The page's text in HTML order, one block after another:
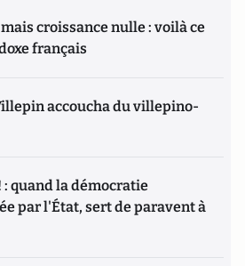
croissance nulle : voilà ce
français
accoucha du villepino-
quand la démocratie
par l'État, sert de paravent à